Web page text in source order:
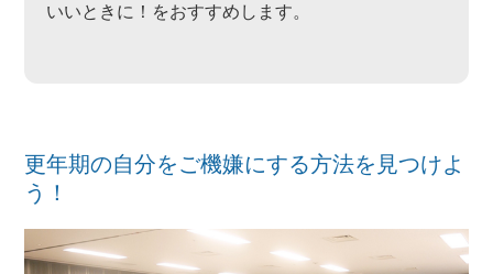
いいときに！をおすすめします。
更年期の自分をご機嫌にする方法を見つけよ
う！